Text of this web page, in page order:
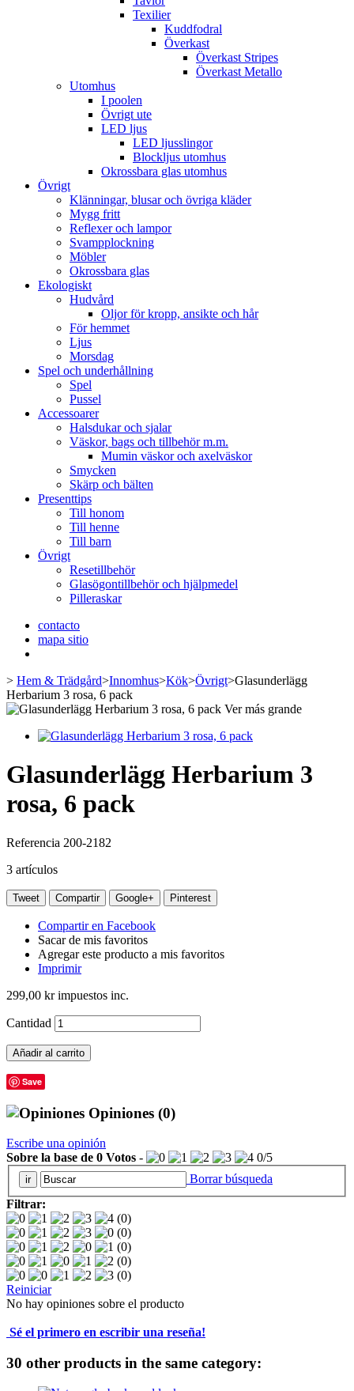
Texilier
Kuddfodral
Överkast
Överkast Stripes
Överkast Metallo
Utomhus
I poolen
Övrigt ute
LED ljus
LED ljusslingor
Blockljus utomhus
Okrossbara glas utomhus
Övrigt
Klänningar, blusar och övriga kläder
Mygg fritt
Reflexer och lampor
Svampplockning
Möbler
Okrossbara glas
Ekologiskt
Hudvård
Oljor för kropp, ansikte och hår
För hemmet
Ljus
Morsdag
Spel och underhållning
Spel
Pussel
Accessoarer
Halsdukar och sjalar
Väskor, bags och tillbehör m.m.
Mumin väskor och axelväskor
Smycken
Skärp och bälten
Presenttips
Till honom
Till henne
Till barn
Övrigt
Resetillbehör
Glasögontillbehör och hjälpmedel
Pilleraskar
contacto
mapa sitio
> Hem & Trädgård>Innomhus>Kök>Övrigt>Glasunderlägg
Herbarium 3 rosa, 6 pack
Ver más grande
Glasunderlägg Herbarium 3
rosa, 6 pack
Referencia 200-2182
3 artículos
Tweet Compartir Google+ Pinterest
Compartir en Facebook
Sacar de mis favoritos
Agregar este producto a mis favoritos
Imprimir
299,00 krimpuestos inc.
Cantidad
Añadir al carrito
Save
Opiniones (0)
Escribe una opinión
Sobre la base de 0 Votos - 0/5
Borrar búsqueda
Filtrar:
(0)
(0)
(0)
(0)
(0)
Reiniciar
No hay opiniones sobre el producto
Sé el primero en escribir una reseña!
30 other products in the same category: